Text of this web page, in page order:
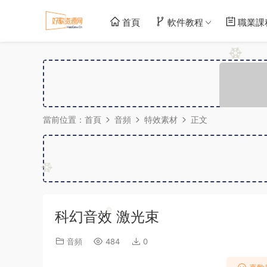
首頁 軟件教程 職業課
當前位置： 首頁 音頻 特效素材 正文
科幻音效 激光束
音頻 484 0